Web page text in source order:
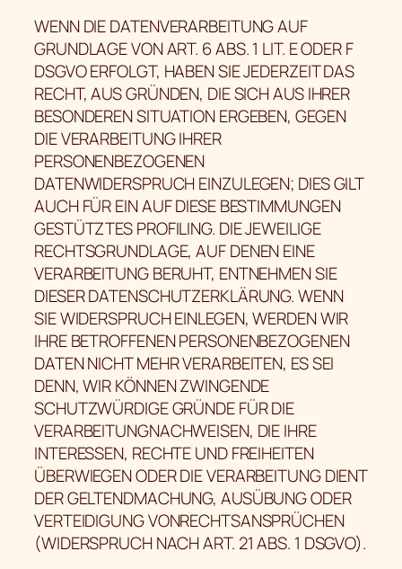
WENN DIE DATENVERARBEITUNG AUF
GRUNDLAGE VON ART. 6 ABS. 1 LIT. E ODER F
DSGVO ERFOLGT, HABEN SIE JEDERZEIT DAS
RECHT, AUS GRÜNDEN, DIE SICH AUS IHRER
BESONDEREN SITUATION ERGEBEN, GEGEN
DIE VERARBEITUNG IHRER
PERSONENBEZOGENEN
DATENWIDERSPRUCH EINZULEGEN; DIES GILT
AUCH FÜR EIN AUF DIESE BESTIMMUNGEN
GESTÜTZTES PROFILING. DIE JEWEILIGE
RECHTSGRUNDLAGE, AUF DENEN EINE
VERARBEITUNG BERUHT, ENTNEHMEN SIE
DIESER DATENSCHUTZERKLÄRUNG. WENN
SIE WIDERSPRUCH EINLEGEN, WERDEN WIR
IHRE BETROFFENEN PERSONENBEZOGENEN
DATEN NICHT MEHR VERARBEITEN, ES SEI
DENN, WIR KÖNNEN ZWINGENDE
SCHUTZWÜRDIGE GRÜNDE FÜR DIE
VERARBEITUNGNACHWEISEN, DIE IHRE
INTERESSEN, RECHTE UND FREIHEITEN
ÜBERWIEGEN ODER DIE VERARBEITUNG DIENT
DER GELTENDMACHUNG, AUSÜBUNG ODER
VERTEIDIGUNG VONRECHTSANSPRÜCHEN
(WIDERSPRUCH NACH ART. 21 ABS. 1 DSGVO).